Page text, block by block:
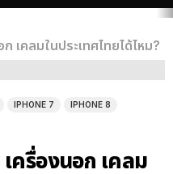
เคลมในประเทศไทยได้ไหม?
IPHONE 7
IPHONE 8
ครื่องนอก เคลม